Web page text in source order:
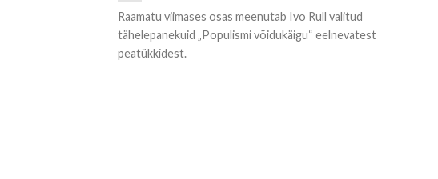
Raamatu viimases osas meenutab Ivo Rull valitud
tähelepanekuid „Populismi võidukäigu“ eelnevatest
peatükkidest.